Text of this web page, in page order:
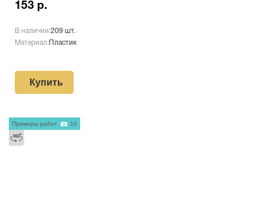
153 р.
В наличии:209 шт.
Материал: Пластик
Купить
Примеры работ 10